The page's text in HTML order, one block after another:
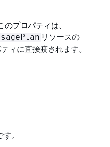
のプロパティは、
リソースの
ィに直接渡されます。
。